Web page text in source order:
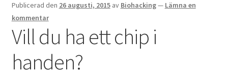
Insättning av chip i handen
Instructions for the tDCS device
Integritetspolicy
Publicerad den 26 augusti, 2015 av Biohacking— Lämna en
kommentar
Vill du ha ett chip i
handen?